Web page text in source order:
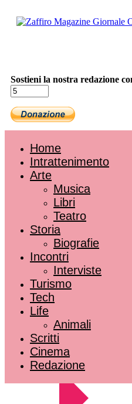
Sostieni la nostra redazione
Home
Intrattenimento
Arte
Musica
Libri
Teatro
Storia
Biografie
Incontri
Interviste
Turismo
Tech
Life
Animali
Scritti
Cinema
Redazione